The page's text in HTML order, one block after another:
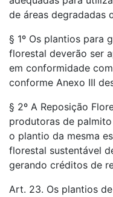
de áreas degradadas
§ 1º Os plantios para
florestal deverão ser
em conformidade
conforme Anexo III
§ 2º A Reposição
produtoras de
o plantio da mesma
florestal sustentável
gerando créditos de
Art. 23. Os plantios